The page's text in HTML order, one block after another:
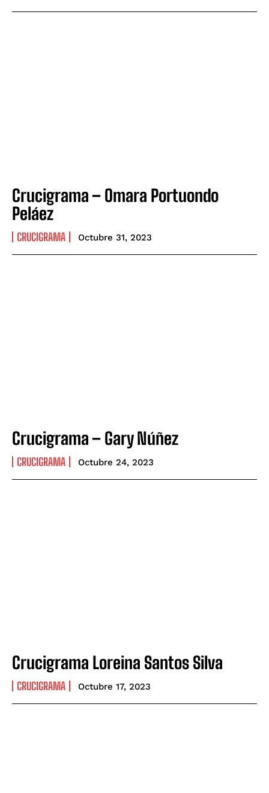
Crucigrama – Omara Portuondo
Peláez
CRUCIGRAMA Octubre 31, 2023
Crucigrama – Gary Núñez
CRUCIGRAMA Octubre 24, 2023
Crucigrama Loreina Santos Silva
CRUCIGRAMA Octubre 17, 2023